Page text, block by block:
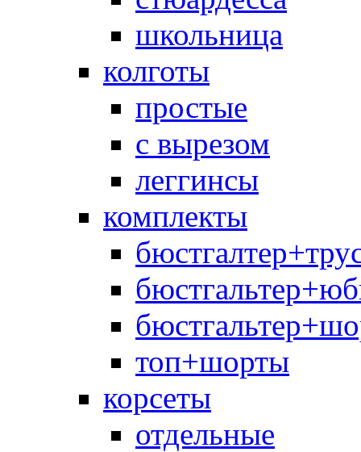
школьница
колготы
простые
с вырезом
леггинсы
комплекты
топ+шорты
корсеты
отдельные